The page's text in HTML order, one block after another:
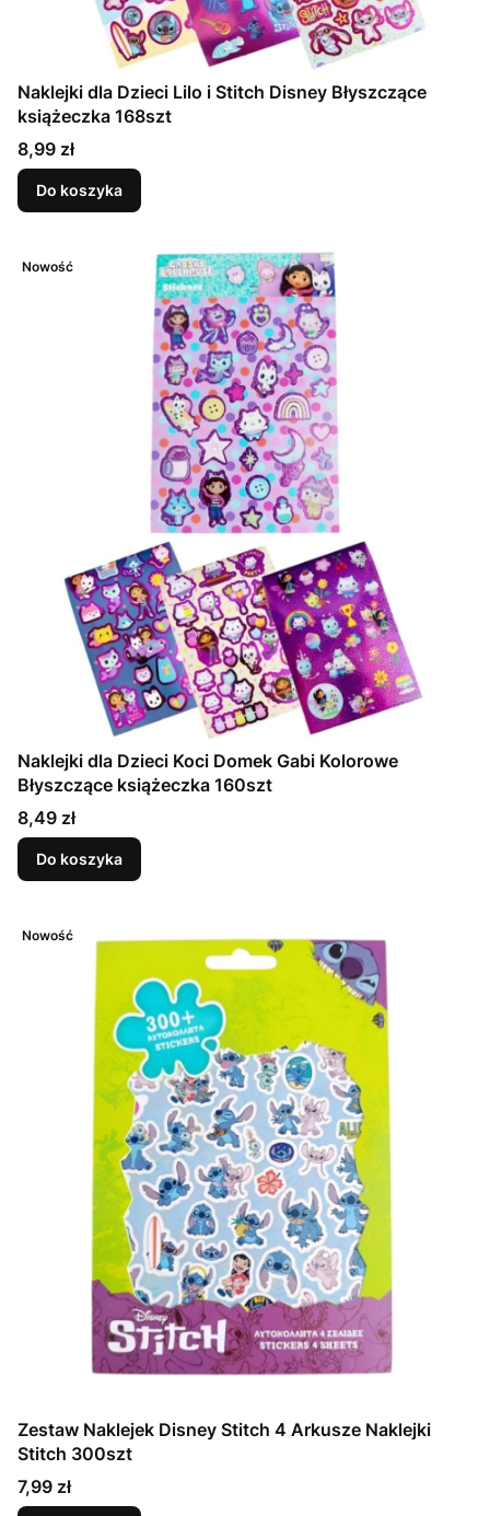
Naklejki dla Dzieci Lilo i Stitch Disney Błyszczące
książeczka 168szt
Cena
8,99 zł
Do koszyka
Nowość
Naklejki dla Dzieci Koci Domek Gabi Kolorowe
Błyszczące książeczka 160szt
Cena
8,49 zł
Do koszyka
Nowość
Zestaw Naklejek Disney Stitch 4 Arkusze Naklejki
Stitch 300szt
Cena
7,99 zł